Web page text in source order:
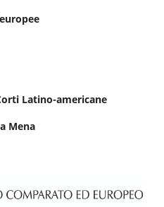
Latino-americane
Mena